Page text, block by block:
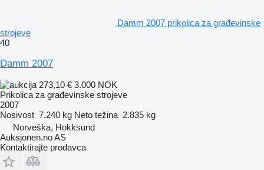
Damm 2007 prikolica za građevinske
strojeve
40
Damm 2007
273,10 € 3.000 NOK
Prikolica za građevinske strojeve
2007
Nosivost 7.240 kg Neto težina 2.835 kg
Norveška, Hokksund
Auksjonen.no AS
Kontaktirajte prodavca